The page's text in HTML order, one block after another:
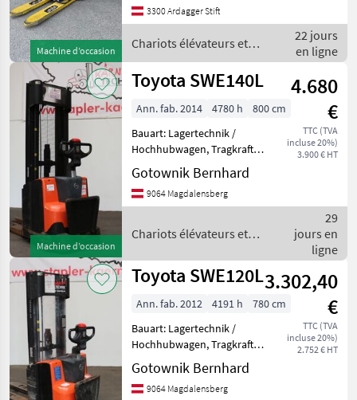
Machine d’occasion
Freihub: 1700mm,
Gabellänge: 1140mm,
Batterie: Bj. 2019 24V 375Ah
3300 Ardagger Stift
Chariots élévateurs et
techniques de stockage /
Yale
22 jours
en ligne
Machine d’occasion
Toyota SWE140L
4.680
€
TTC (TVA
incluse 20%)
3.900 € HT
Ann. fab. 2014 4780 h
800 cm
Bauart: Lagertechnik /
Hochhubwagen, Tragkraft:
1400kg, Hubhöhe: 4455mm,
Bauhöhe: 2100mm,
Freihub: 1640mm,
Batterie: PzS 24V ,
Gotownik Bernhard
9064 Magdalensberg
Chariots élévateurs et
Toyota
29
jours en
ligne
Toyota SWE120L3.302,40
€
TTC (TVA
incluse 20%)
2.752 € HT
Ann. fab. 2012 4191 h
780 cm
Bauart: Lagertechnik /
Hochhubwagen, Tragkraft:
1200kg, Hubhöhe: 2900mm,
Bauhöhe: 1930mm,
Freihub: 1670mm,
Gotownik Bernhard
9064 Magdalensberg